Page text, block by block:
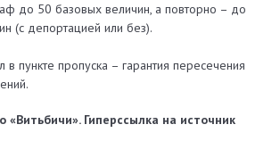
до 50 базовых величин, а повторно – до
(с депортацией или без).
пункте пропуска – гарантия пересечения
«Витьбичи». Гиперссылка на источник